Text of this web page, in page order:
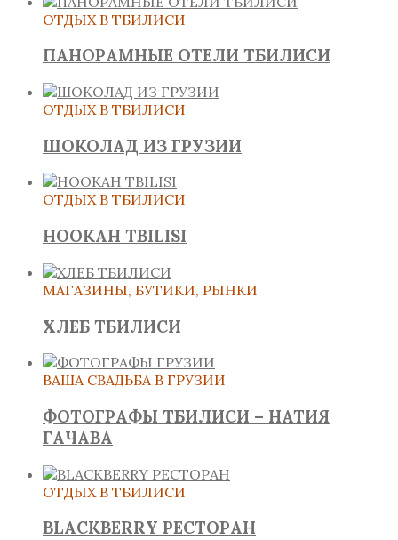
ОТДЫХ В ТБИЛИСИ
ПАНОРАМНЫЕ ОТЕЛИ ТБИЛИСИ
ОТДЫХ В ТБИЛИСИ
ШОКОЛАД ИЗ ГРУЗИИ
ОТДЫХ В ТБИЛИСИ
HOOKAH TBILISI
МАГАЗИНЫ, БУТИКИ, РЫНКИ
ХЛЕБ ТБИЛИСИ
ВАША СВАДЬБА В ГРУЗИИ
ФОТОГРАФЫ ТБИЛИСИ – НАТИЯ
ГАЧАВА
ОТДЫХ В ТБИЛИСИ
BLACKBERRY РЕСТОРАН